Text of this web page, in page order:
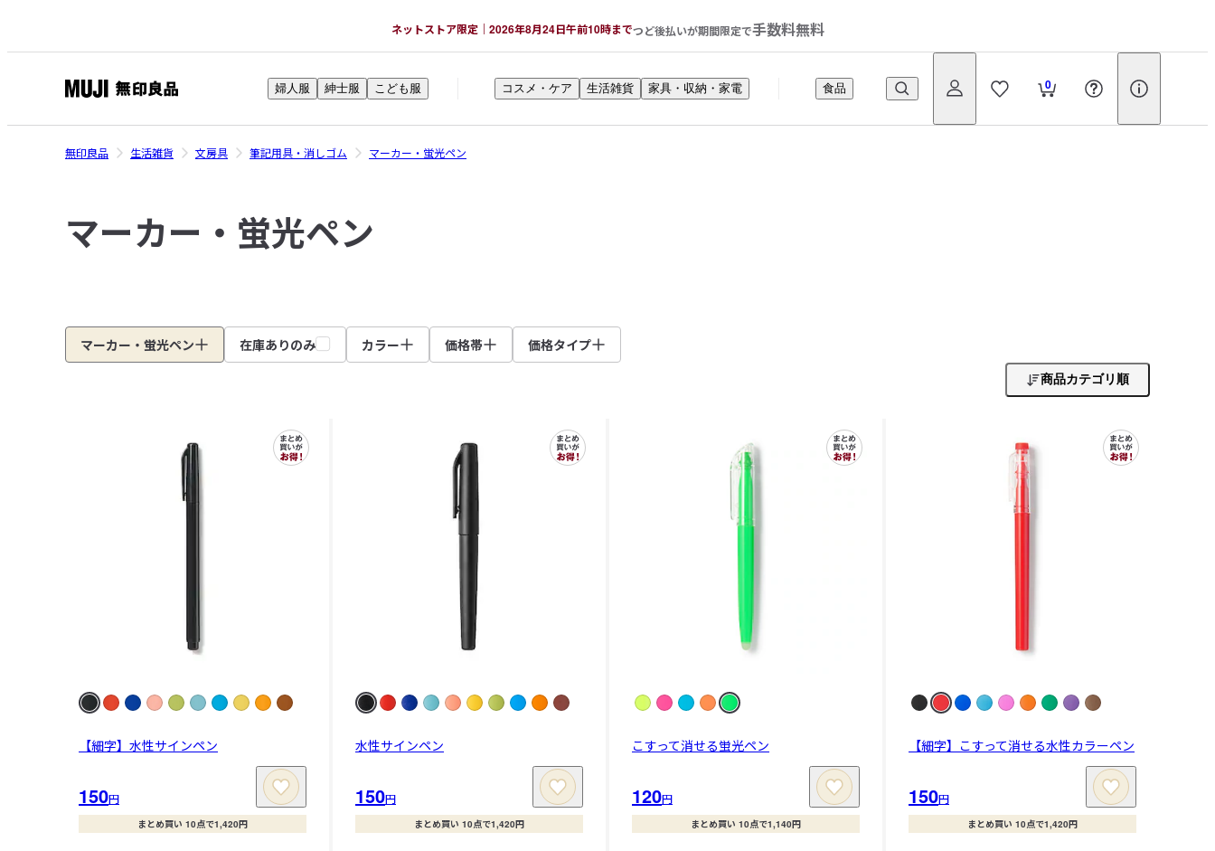
ネットストア限定｜2026年8月24日午前10時までつど後払いが期間限定で手数料無料
印
良
ッ
ト
0
婦人服 紳士服 こども服 コスメ・ケア 生活雑貨 家具・収納・家電 食品
無印良品 生活雑貨 文房具 筆記用具・消しゴム マーカー・蛍光ペン
マーカー・蛍光ペン
マーカー・蛍光ペン 在庫ありのみ カラー 価格帯 価格タイプ
商品カテゴリ順
【細字】水性サインペン
150円
まとめ買い 10点で1,420円
水性サインペン
150円
まとめ買い 10点で1,420円
こすって消せる蛍光ペン
120円
まとめ買い 10点で1,140円
【細字】こすって消せる水性カラーペン
150円
まとめ買い 10点で1,420円